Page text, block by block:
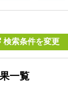
監査法人の求人
USCPA（米国公
検索条件を変更
一覧